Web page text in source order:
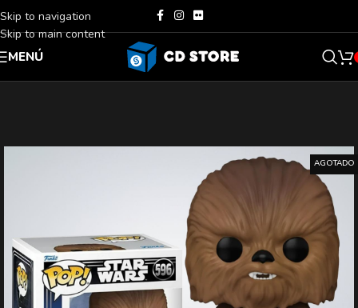
Skip to navigation
Skip to main content
MENÚ
AGOTADO